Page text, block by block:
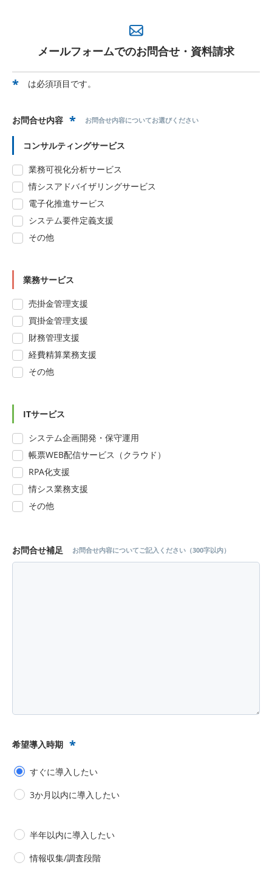
メールフォームでのお問合せ・資料請求
* は必須項目です。
お問合せ内容 * お問合せ内容についてお選びください
コンサルティングサービス
業務可視化分析サービス
情シスアドバイザリングサービス
電子化推進サービス
システム要件定義支援
その他
業務サービス
売掛金管理支援
買掛金管理支援
財務管理支援
経費精算業務支援
その他
ITサービス
システム企画開発・保守運用
帳票WEB配信サービス（クラウド）
RPA化支援
情シス業務支援
その他
お問合せ補足 お問合せ内容についてご記入ください（300字以内）
希望導入時期 *
すぐに導入したい
3か月以内に導入したい
半年以内に導入したい
情報収集/調査段階